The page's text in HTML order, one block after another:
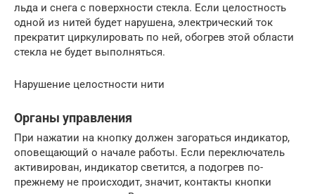
льда и снега с поверхности стекла. Если целостность
одной из нитей будет нарушена, электрический ток
прекратит циркулировать по ней, обогрев этой области
стекла не будет выполняться.
Нарушение целостности нити
Органы управления
При нажатии на кнопку должен загораться индикатор,
оповещающий о начале работы. Если переключатель
активирован, индикатор светится, а подогрев по-
прежнему не происходит, значит, контакты кнопки